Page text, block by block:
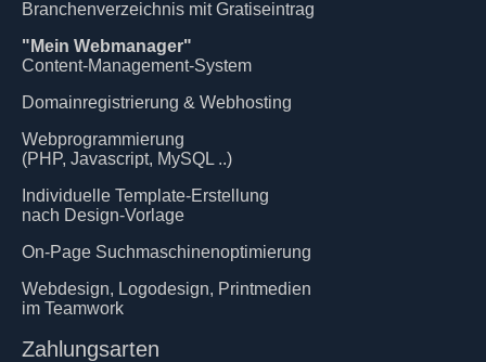
Branchenverzeichnis mit Gratiseintrag
"Mein Webmanager"
Content-Management-System
Domainregistrierung & Webhosting
Webprogrammierung
(PHP, Javascript, MySQL ..)
Individuelle Template-Erstellung
nach Design-Vorlage
On-Page Suchmaschinenoptimierung
Webdesign, Logodesign, Printmedien
im Teamwork
Zahlungsarten